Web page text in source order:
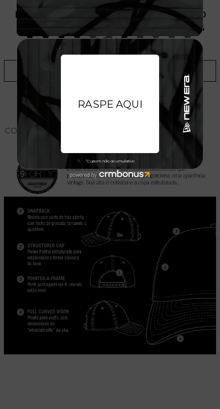
PRODUTO SEM ESTOQUE DÍSPONÍVEL NO
SITE, CONSULTE A DISPONIBILIDADE NAS
LOJAS
CONHEÇA O MODELO DO BONÉ